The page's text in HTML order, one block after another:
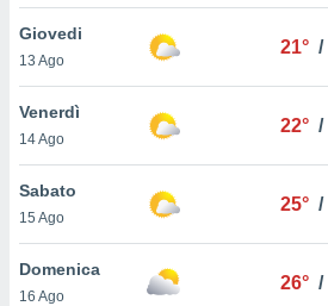
cookie
il tuo
in
a piè
del
Giovedi
13 Ago
21° /
Venerdì
14 Ago
22° /
Sabato
15 Ago
25° /
Domenica
16 Ago
26° /